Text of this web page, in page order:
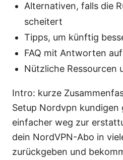
Alternativen, falls die
scheitert
Tipps, um künftig
FAQ mit Antworten
Nützliche Ressourcen
Intro: kurze
Setup Nordvpn kundigen
einfacher weg zur
dein NordVPN-Abo in
zurückgeben und